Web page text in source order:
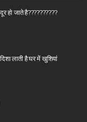
हो जाते है??????????
लाती है घर में खुशियां